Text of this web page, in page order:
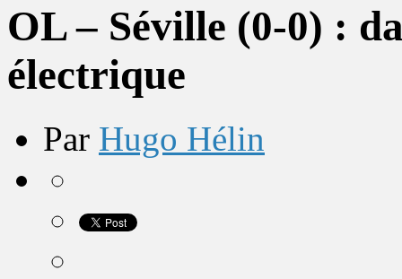
OL – Séville (0-0) :
électrique
Par Hugo Hélin